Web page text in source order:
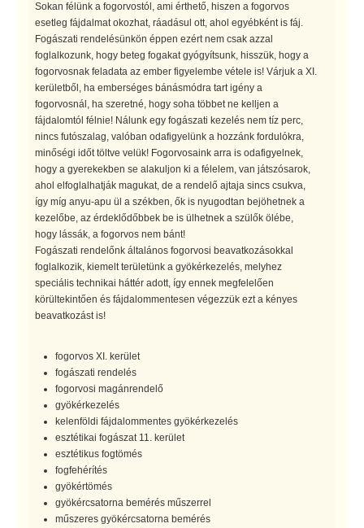
Sokan félünk a fogorvostól, ami érthető, hiszen a fogorvos
esetleg fájdalmat okozhat, ráadásul ott, ahol egyébként is fáj.
Fogászati rendelésünkön éppen ezért nem csak azzal
foglalkozunk, hogy beteg fogakat gyógyítsunk, hisszük, hogy a
fogorvosnak feladata az ember figyelembe vétele is! Várjuk a XI.
kerületből, ha emberséges bánásmódra tart igény a
fogorvosnál, ha szeretné, hogy soha többet ne kelljen a
fájdalomtól félnie! Nálunk egy fogászati kezelés nem tíz perc,
nincs futószalag, valóban odafigyelünk a hozzánk fordulókra,
minőségi időt töltve velük! Fogorvosaink arra is odafigyelnek,
hogy a gyerekekben se alakuljon ki a félelem, van játszósarok,
ahol elfoglalhatják magukat, de a rendelő ajtaja sincs csukva,
így míg anyu-apu ül a székben, ők is nyugodtan bejöhetnek a
kezelőbe, az érdeklődőbbek be is ülhetnek a szülők ölébe,
hogy lássák, a fogorvos nem bánt!
Fogászati rendelőnk általános fogorvosi beavatkozásokkal
foglalkozik, kiemelt területünk a gyökérkezelés, melyhez
speciális technikai háttér adott, így ennek megfelelően
körültekintően és fájdalommentesen végezzük ezt a kényes
beavatkozást is!
fogorvos XI. kerület
fogászati rendelés
fogorvosi magánrendelő
gyökérkezelés
kelenföldi fájdalommentes gyökérkezelés
esztétikai fogászat 11. kerület
esztétikus fogtömés
fogfehérítés
gyökértömés
gyökércsatorna bemérés műszerrel
műszeres gyökércsatorna bemérés